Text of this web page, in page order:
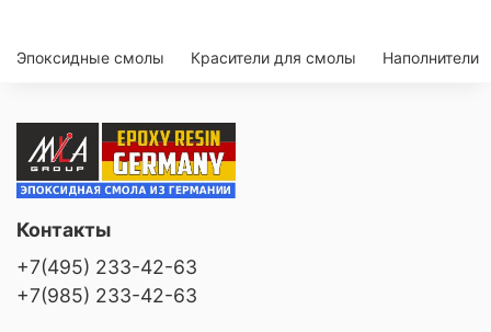
Эпоксидные смолы Красители для смолы Наполнители
Контакты
+7(495) 233-42-63
+7(985) 233-42-63